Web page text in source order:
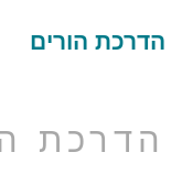
הדרכת הורים
הדרכת